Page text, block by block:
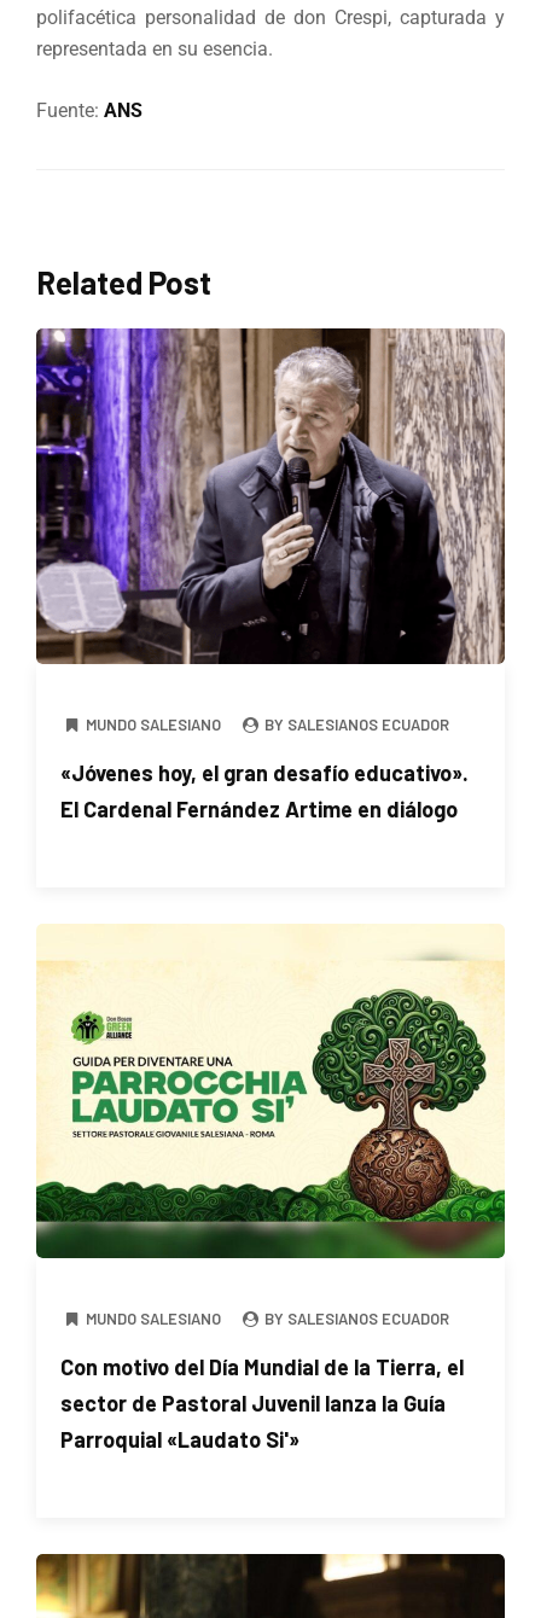
polifacética personalidad de don Crespi, capturada y
representada en su esencia.
Fuente: ANS
Related Post
MUNDO SALESIANO BY SALESIANOS ECUADOR
«Jóvenes hoy, el gran desafío educativo».
El Cardenal Fernández Artime en diálogo
MUNDO SALESIANO BY SALESIANOS ECUADOR
Con motivo del Día Mundial de la Tierra, el
sector de Pastoral Juvenil lanza la Guía
Parroquial «Laudato Si'»